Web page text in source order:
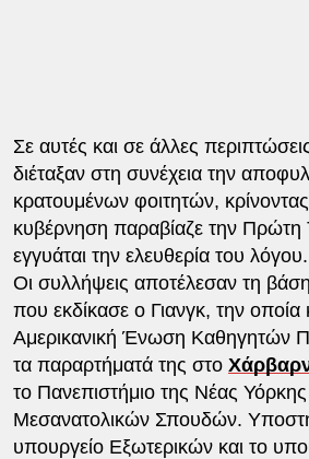
Σε αυτές και σε άλλες
διέταξαν στη συνέχεια την
κρατουμένων φοιτητών, κρίνοντας
κυβέρνηση παραβίαζε την
εγγυάται την ελευθερία του λόγου.
Οι συλλήψεις αποτέλεσαν τη
που εκδίκασε ο Γιανγκ, την οποία
Αμερικανική Ένωση Καθηγητών
τα παραρτήματά της στο
το Πανεπιστήμιο της Νέας
Μεσανατολικών Σπουδών.
υπουργείο Εξωτερικών και το